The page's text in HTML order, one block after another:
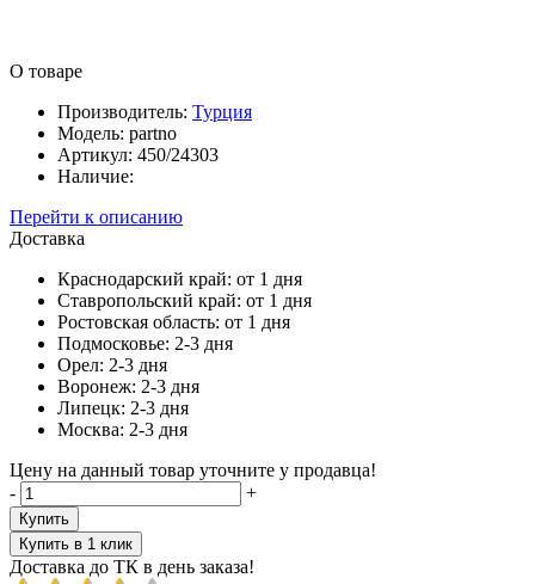
О товаре
Производитель: Турция
Модель: partno
Артикул: 450/24303
Наличие:
Перейти к описанию
Доставка
Краснодарский край: от 1 дня
Ставропольский край: от 1 дня
Ростовская область: от 1 дня
Подмосковье: 2-3 дня
Орел: 2-3 дня
Воронеж: 2-3 дня
Липецк: 2-3 дня
Москва: 2-3 дня
Цену на данный товар уточните у продавца!
-
+
Купить
Купить в 1 клик
Доставка до ТК в день заказа!